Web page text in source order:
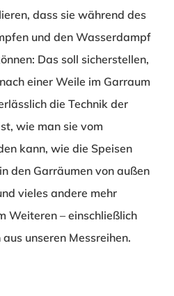
dass sie während des
und den Wasserdampf
Das soll sicherstellen,
einer Weile im Garraum
die Technik der
wie man sie vom
kann, wie die Speisen
den Garräumen von außen
vieles andere mehr
Weiteren – einschließlich
unseren Messreihen.